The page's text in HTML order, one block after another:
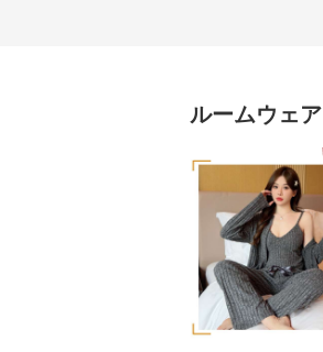
ルームウェア